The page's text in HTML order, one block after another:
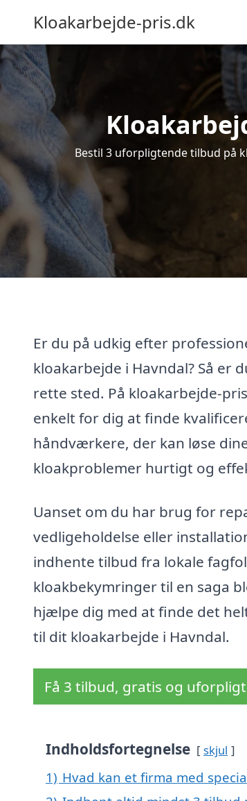
Kloakarbejde-pris.dk
Bestil 3 uforpligtende tilbud på
Er du på udkig efter
kloakarbejde i Havndal? Så er
rette sted. På kloakarbejde-
enkelt for dig at finde
håndværkere, der kan løse
kloakproblemer hurtigt og
Uanset om du har brug for
vedligeholdelse eller
indhente tilbud fra lokale
kloakbekymringer til en saga
hjælpe dig med at finde det
til dit kloakarbejde i Havndal.
Få 3 tilbud, gratis og
Indholdsfortegnelse skjul
1) Hvad kan et firma med